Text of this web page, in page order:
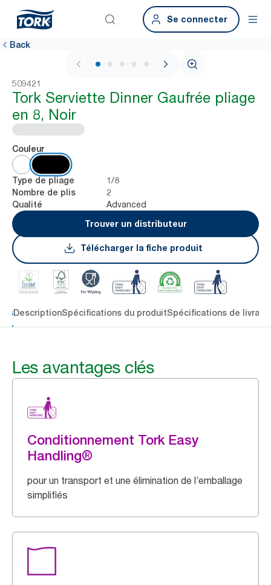
Se connecter
Back
1 / 7
509421
Tork Serviette Dinner Gaufrée pliage
en 8, Noir
Couleur
Type de pliage 1/8
Nombre de plis 2
Qualité
Advanced
Trouver un distributeur
Télécharger la fiche produit
DescriptionSpécifications du produitSpécifications de
Les avantages clés
Conditionnement Tork Easy
Handling®
pour un transport et une élimination de l’emballage
simplifiés